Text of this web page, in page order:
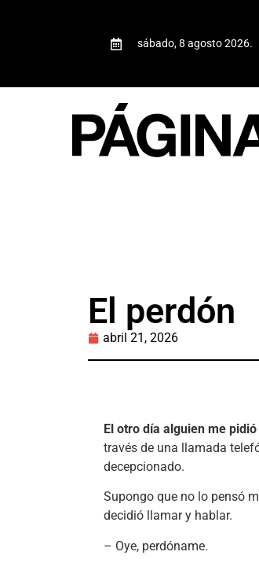
sábado, 8 agosto 2026.
El perdón
abril 21, 2026
El otro día alguien me
través de una llamada
decepcionado.
Supongo que no lo pensó
decidió llamar y hablar.
– Oye, perdóname.